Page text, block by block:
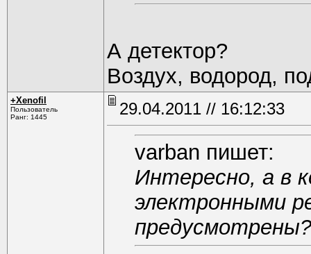
А детектор?
Воздух, водород,
+Xenofil
Пользователь
Ранг: 1445
29.04.2011 // 16:12:33
varban пишет:
Интересно, а в
электронными
предусмотрены?